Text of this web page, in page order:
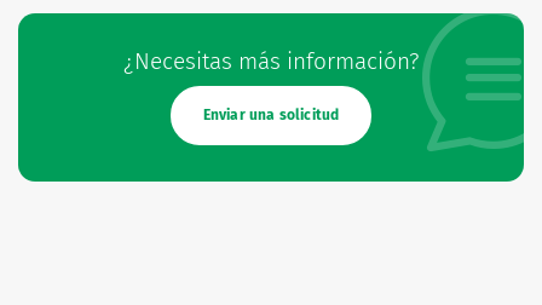
¿Necesitas más información?
Enviar una solicitud